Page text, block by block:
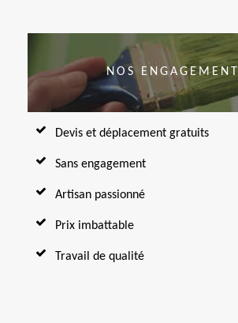
NOS
Devis et déplacement gratuits
Sans engagement
Artisan passionné
Prix imbattable
Travail de qualité